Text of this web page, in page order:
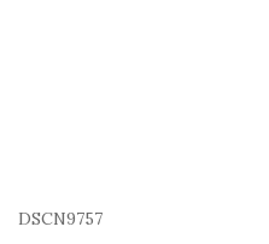
DSCN9757